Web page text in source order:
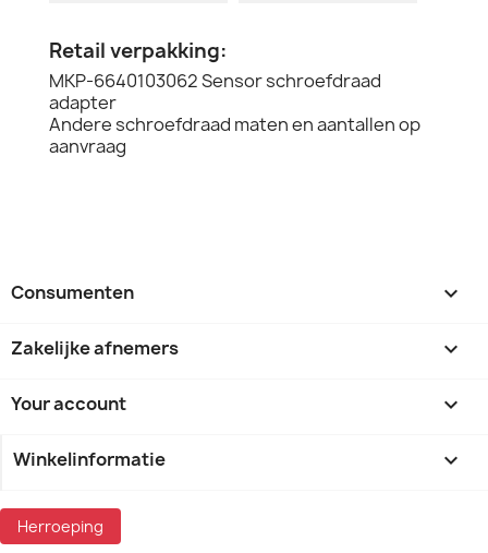
Retail verpakking:
MKP-6640103062 Sensor schroefdraad
adapter
Andere schroefdraad maten en aantallen op
aanvraag
Consumenten 
Zakelijke afnemers 
Your account 
Winkelinformatie keyboard_arrow_down
Herroeping